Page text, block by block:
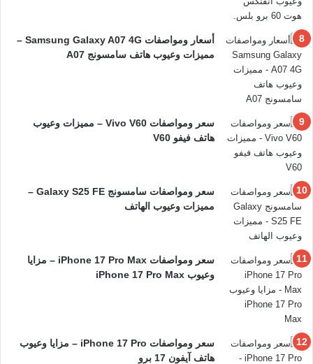
أسعار ومواصفات Samsung Galaxy A07 4G –
مميزات وعيوب هاتف سامسونج A07
سعر ومواصفات Vivo V60 – مميزات وعيوب
هاتف فيفو V60
سعر ومواصفات سامسونج Galaxy S25 FE –
مميزات وعيوب الهاتف
سعر ومواصفات iPhone 17 Pro Max – مزايا
وعيوب iPhone 17 Pro Max
سعر ومواصفات iPhone 17 Pro – مزايا وعيوب
هاتف آيفون 17 برو